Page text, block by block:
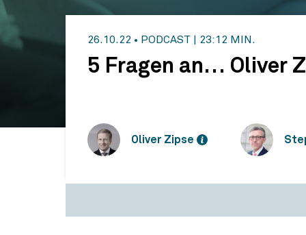
26.10.22 • PODCAST 23:12 MIN.
5 Fragen an… Oliver
Oliver Zipse